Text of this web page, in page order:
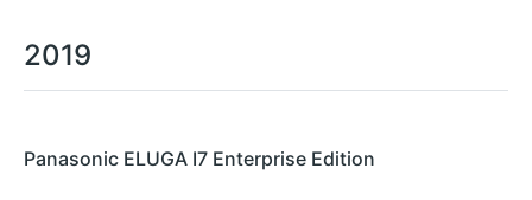
2019
Panasonic ELUGA I7 Enterprise Edition